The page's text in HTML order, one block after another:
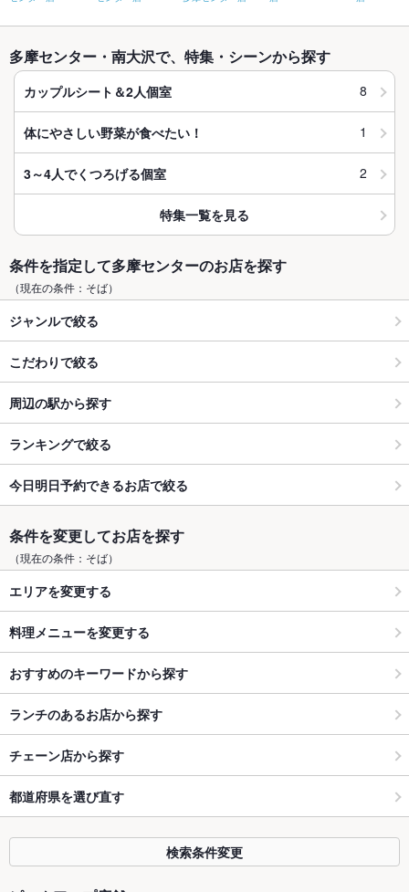
多摩センター・南大沢で、特集・シーンから探す
カップルシート＆2人個室 8
体にやさしい野菜が食べたい！ 1
3～4人でくつろげる個室 2
特集一覧を見る
条件を指定して多摩センターのお店を探す
（現在の条件：そば）
ジャンルで絞る
こだわりで絞る
周辺の駅から探す
ランキングで絞る
今日明日予約できるお店で絞る
条件を変更してお店を探す
（現在の条件：そば）
エリアを変更する
料理メニューを変更する
おすすめのキーワードから探す
ランチのあるお店から探す
チェーン店から探す
都道府県を選び直す
検索条件変更